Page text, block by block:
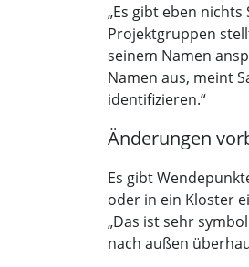
„Es gibt eben
Projektgruppen
seinem Namen
Namen aus, meint
identifizieren.“
Änderungen
Es gibt
oder in ein Kloster
„Das ist sehr
nach außen